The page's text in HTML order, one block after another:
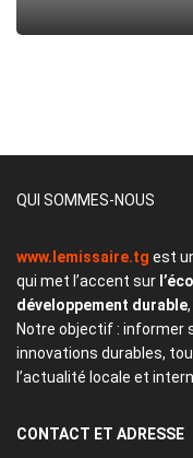
QUI SOMMES-NOUS
www.lemissaire.tg est
qui met l’accent sur
développement durable
Notre objectif : informer
innovations durables,
l’actualité locale et
CONTACT ET ADRESSE